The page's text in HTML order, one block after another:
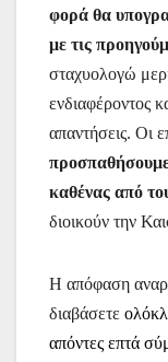
φορά θα
με τις
σταχυολογώ
ενδιαφέροντος
απαντήσεις. Οι
καθένας από
διοικούν την
Η απόφαση
διαβάσετε
απόντες επτά